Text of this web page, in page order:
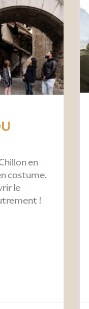
en
costume.
le
!